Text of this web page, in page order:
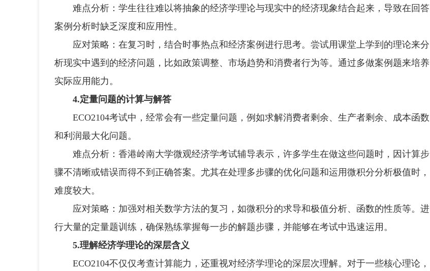
难点分析：学生往往难以将抽象的经济学理论与现实中的经济现象结合起来，导致在回答
案例分析时缺乏深度和应用性。
应对策略：在复习时，结合时事热点和经济案例进行思考。尝试用课堂上学到的理论来分
析现实中遇到的经济问题，比如政策调整、市场趋势和消费者行为等。通过多做案例题来培养
实际应用能力。
4.定量问题的计算与解答
ECO2104考试中，经常会有一些定量问题，例如求解消费者剩余、生产者剩余、成本函数
和利润最大化问题。
难点分析：香港岭南大学微观经济学考试辅导表示，许多学生在做这些问题时，因计算步
骤不清晰或错误而得不到正确答案。尤其在处理多步骤的优化问题和运用微积分分析极值时，
难度较大。
应对策略：加强对相关数学方法的复习，如微积分的求导和极值分析、函数的性质等。进
行大量的定量题训练，确保熟练掌握每一步的解题步骤，并能够在考试中迅速运用。
5.理解经济学理论的深层含义
ECO2104不仅仅考查计算能力，还重视对经济学理论的深层次理解。对于一些核心理论，